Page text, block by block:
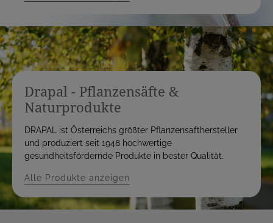
Drapal - Pflanzensäfte &
Naturprodukte
DRAPAL ist Österreichs größter Pflanzensafthersteller
und produziert seit 1948 hochwertige
gesundheitsfördernde Produkte in bester Qualität.
Alle Produkte anzeigen